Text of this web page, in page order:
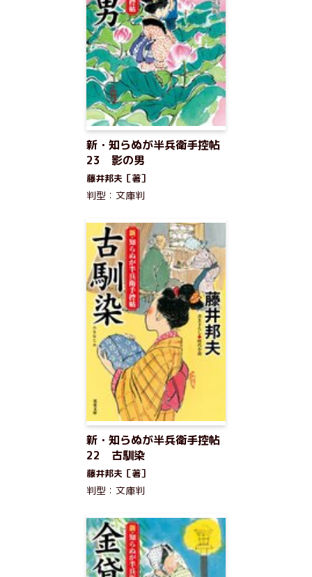
新・知らぬが半兵衛手控帖
23 影の男
藤井邦夫［著］
判型：文庫判
新・知らぬが半兵衛手控帖
22 古馴染
藤井邦夫［著］
判型：文庫判